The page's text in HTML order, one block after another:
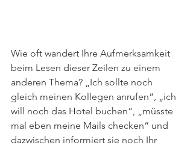
Wie oft wandert Ihre Aufmerksamkeit
beim Lesen dieser Zeilen zu einem
anderen Thema? „Ich sollte noch
gleich meinen Kollegen anrufen“, „ich
will noch das Hotel buchen“, „müsste
mal eben meine Mails checken“ und
dazwischen informiert sie noch Ihr